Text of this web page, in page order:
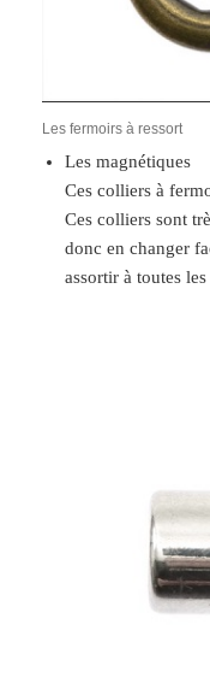
Les fermoirs à ressort
Les magnétiques
Ces colliers à
Ces colliers sont
donc en changer
assortir à toutes les